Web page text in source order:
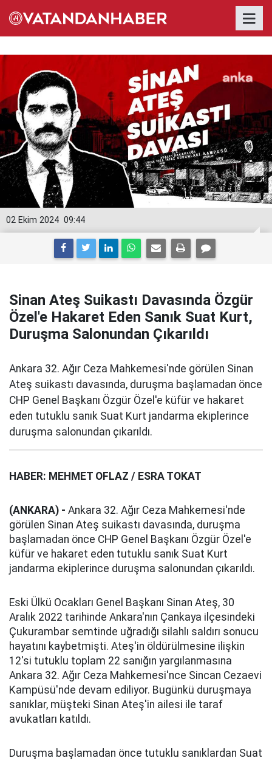
09:44
02 Ekim 2024
Sinan Ateş Suikastı Davasında Özgür
Özel'e Hakaret Eden Sanık Suat Kurt,
Duruşma Salonundan Çıkarıldı
Ankara 32. Ağır Ceza Mahkemesi'nde görülen Sinan
Ateş suikastı davasında, duruşma başlamadan önce
CHP Genel Başkanı Özgür Özel'e küfür ve hakaret
eden tutuklu sanık Suat Kurt jandarma ekiplerince
duruşma salonundan çıkarıldı.
HABER: MEHMET OFLAZ / ESRA TOKAT
(ANKARA) - Ankara 32. Ağır Ceza Mahkemesi'nde
görülen Sinan Ateş suikastı davasında, duruşma
başlamadan önce CHP Genel Başkanı Özgür Özel'e
küfür ve hakaret eden tutuklu sanık Suat Kurt
jandarma ekiplerince duruşma salonundan çıkarıldı.
Eski Ülkü Ocakları Genel Başkanı Sinan Ateş, 30
Aralık 2022 tarihinde Ankara'nın Çankaya ilçesindeki
Çukurambar semtinde uğradığı silahlı saldırı sonucu
hayatını kaybetmişti. Ateş'in öldürülmesine ilişkin
12'si tutuklu toplam 22 sanığın yargılanmasına
Ankara 32. Ağır Ceza Mahkemesi'nce Sincan Cezaevi
Kampüsü'nde devam ediliyor. Bugünkü duruşmaya
sanıklar, müşteki Sinan Ateş'in ailesi ile taraf
avukatları katıldı.
Duruşma başlamadan önce tutuklu sanıklardan Suat